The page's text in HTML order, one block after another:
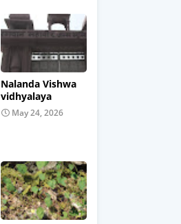
Nalanda Vishwa
vidhyalaya
May 24, 2026